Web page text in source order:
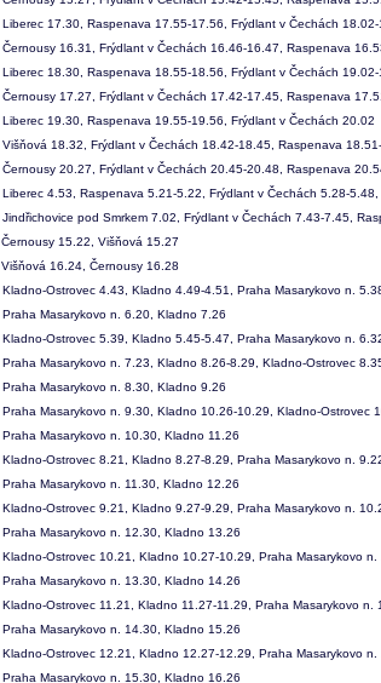
Liberec 17.30, Raspenava 17.55-17.56, Frýdlant v Čechách
Černousy 16.31, Frýdlant v Čechách 16.46-16.47, Raspenava
Liberec 18.30, Raspenava 18.55-18.56, Frýdlant v Čechách
Černousy 17.27, Frýdlant v Čechách 17.42-17.45, Raspenava
Liberec 19.30, Raspenava 19.55-19.56, Frýdlant v Čechách 20.02
Višňová 18.32, Frýdlant v Čechách 18.42-18.45, Raspenava
Černousy 20.27, Frýdlant v Čechách 20.45-20.48, Raspenava
Liberec 4.53, Raspenava 5.21-5.22, Frýdlant v Čechách 5.28-
Jindřichovice pod Smrkem 7.02, Frýdlant v Čechách 7.43-7.45,
Černousy 15.22, Višňová 15.27
Višňová 16.24, Černousy 16.28
Kladno-Ostrovec 4.43, Kladno 4.49-4.51, Praha Masarykovo n.
Praha Masarykovo n. 6.20, Kladno 7.26
Kladno-Ostrovec 5.39, Kladno 5.45-5.47, Praha Masarykovo n.
Praha Masarykovo n. 7.23, Kladno 8.26-8.29, Kladno-Ostrovec
Praha Masarykovo n. 8.30, Kladno 9.26
Praha Masarykovo n. 9.30, Kladno 10.26-10.29, Kladno-Ostrovec
Praha Masarykovo n. 10.30, Kladno 11.26
Kladno-Ostrovec 8.21, Kladno 8.27-8.29, Praha Masarykovo n.
Praha Masarykovo n. 11.30, Kladno 12.26
Kladno-Ostrovec 9.21, Kladno 9.27-9.29, Praha Masarykovo n.
Praha Masarykovo n. 12.30, Kladno 13.26
Kladno-Ostrovec 10.21, Kladno 10.27-10.29, Praha Masarykovo n.
Praha Masarykovo n. 13.30, Kladno 14.26
Kladno-Ostrovec 11.21, Kladno 11.27-11.29, Praha Masarykovo n.
Praha Masarykovo n. 14.30, Kladno 15.26
Kladno-Ostrovec 12.21, Kladno 12.27-12.29, Praha Masarykovo n.
Praha Masarykovo n. 15.30, Kladno 16.26